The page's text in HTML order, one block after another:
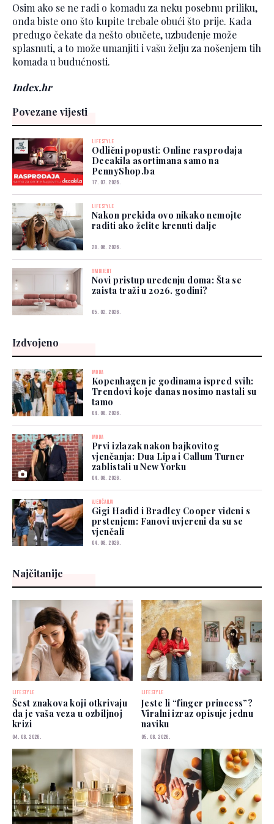
Osim ako se ne radi o komadu za neku posebnu priliku,
onda biste ono što kupite trebale obući što prije. Kada
predugo čekate da nešto obučete, uzbuđenje može
splasnuti, a to može umanjiti i vašu želju za nošenjem tih
komada u budućnosti.
Index.hr
Povezane vijesti
LIFESTYLE
Odlični popusti: Online rasprodaja
Decakila asortimana samo na
PennyShop.ba
17. 07. 2026.
LIFESTYLE
Nakon prekida ovo nikako nemojte
raditi ako želite krenuti dalje
28. 06. 2026.
AMBIJENT
Novi pristup uređenju doma: Šta se
zaista traži u 2026. godini?
05. 02. 2026.
Izdvojeno
MODA
Kopenhagen je godinama ispred svih:
Trendovi koje danas nosimo nastali su
tamo
04. 08. 2026.
MODA
Prvi izlazak nakon bajkovitog
vjenčanja: Dua Lipa i Callum Turner
zablistali u New Yorku
04. 08. 2026.
VJENČANJA
Gigi Hadid i Bradley Cooper viđeni s
prstenjem: Fanovi uvjereni da su se
vjenčali
04. 08. 2026.
Najčitanije
LIFESTYLE
Šest znakova koji otkrivaju
da je vaša veza u ozbiljnoj
krizi
04. 08. 2026.
LIFESTYLE
Jeste li “finger princess”?
Viralni izraz opisuje jednu
naviku
05. 08. 2026.